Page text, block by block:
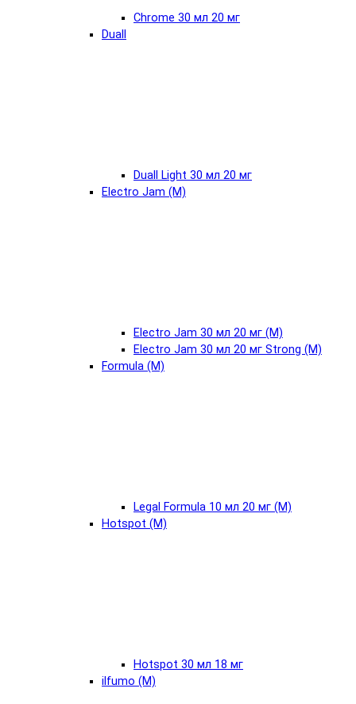
Chrome 30 мл 20 мг
Duall
Duall Light 30 мл 20 мг
Electro Jam (М)
Electro Jam 30 мл 20 мг (М)
Electro Jam 30 мл 20 мг Strong (М)
Formula (М)
Legal Formula 10 мл 20 мг (М)
Hotspot (М)
Hotspot 30 мл 18 мг
ilfumo (М)